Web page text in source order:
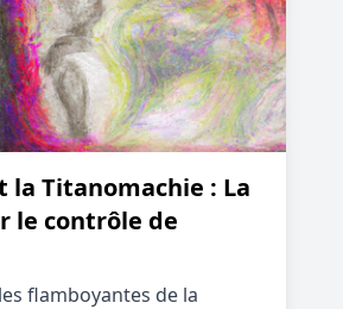
la Titanomachie : La
le contrôle de
flamboyantes de la